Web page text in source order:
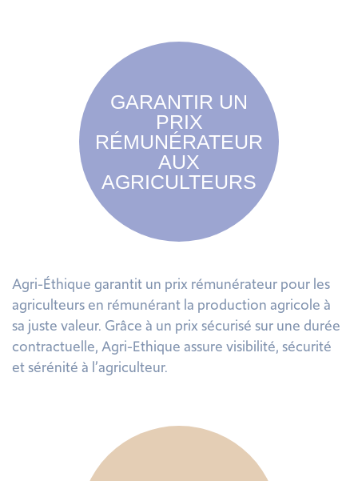
GARANTIR UN
PRIX
RÉMUNÉRATEUR
AUX
AGRICULTEURS
Agri-Éthique garantit un prix rémunérateur pour les
agriculteurs en rémunérant la production agricole à
sa juste valeur. Grâce à un prix sécurisé sur une durée
contractuelle, Agri-Ethique assure visibilité, sécurité
et sérénité à l’agriculteur.